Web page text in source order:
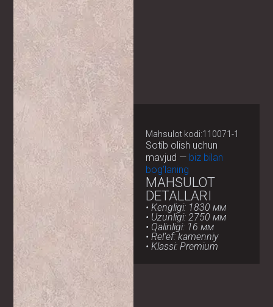
Mahsulot kodi:110071-1
Sotib olish uchun
mavjud — biz bilan
bog‘laning
MAHSULOT
DETALLARI
• Kengligi: 1830 мм
• Uzunligi: 2750 мм
• Qalinligi: 16 мм
• Rel’ef: kamenniy
• Klassi: Premium